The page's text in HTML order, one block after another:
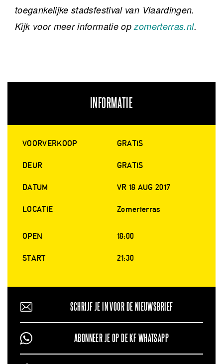
toegankelijke stadsfestival van Vlaardingen.
Kijk voor meer informatie opzomerterras.nl.
INFORMATIE
VOORVERKOOP GRATIS
DEUR GRATIS
DATUM VR 18 AUG 2017
LOCATIE Zomerterras
OPEN 18:00
START 21:30
SCHRIJF JE IN VOOR DE NIEUWSBRIEF
ABONNEER JE OP DE KF WHATSAPP